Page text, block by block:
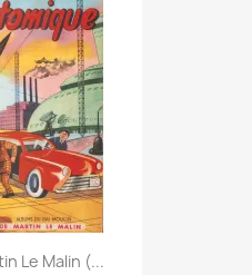
Le Malin (...